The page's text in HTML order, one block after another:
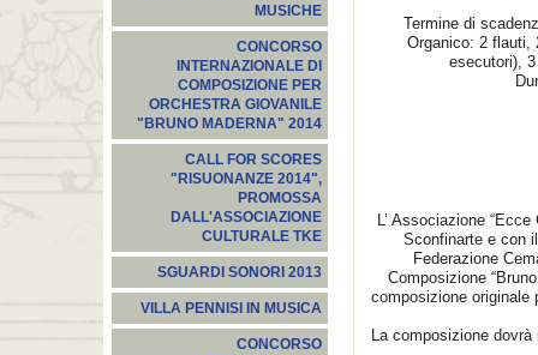
MUSICHE
CONCORSO
INTERNAZIONALE DI
COMPOSIZIONE PER
ORCHESTRA GIOVANILE
"BRUNO MADERNA" 2014
CALL FOR SCORES
"RISUONANZE 2014",
PROMOSSA
DALL'ASSOCIAZIONE
CULTURALE TKE
SGUARDI SONORI 2013
VILLA PENNISI IN MUSICA
CONCORSO
Termine di
Organico: 2 flauti,
esecutori),
L’ Associazione
Sconfinarte e con
Federazione
Composizione
composizione originale
La composizione